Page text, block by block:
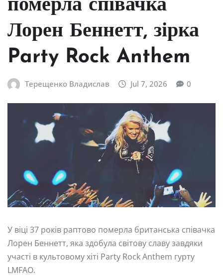
померла співачка
Лорен Беннетт, зірка
Party Rock Anthem
Терещенко Владислав Jul 7, 2026 0
У віці 37 років раптово померла британська співачка
Лорен Беннетт, яка здобула світову славу завдяки
участі в культовому хіті Party Rock Anthem гурту
LMFAO.